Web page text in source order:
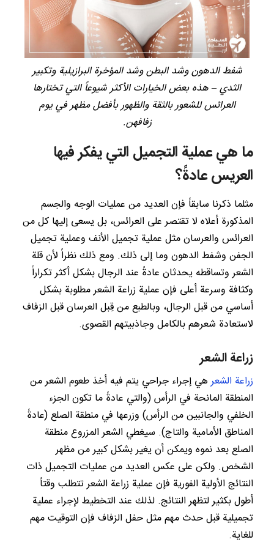
شفط الدهون وشد البطن وشد المؤخرة البرازيلية وتكبير
الثدي – هذه بعض الخيارات الأكثر شيوعاً التي تختارها
العرائس للشعور بالثقة والظهور بأفضل مظهر في يوم
زفافهن.
ما هي عملية التجميل التي يفكر فيها
العريس عادةً؟
مثلما ذكرنا سابقاً فإن العديد من عمليات الوجه والجسم
المذكورة أعلاه لا تقتصر على العرائس، بل يسعى إليها كل من
العرائس والعرسان مثل عملية تجميل الأنف وعملية تجميل
الجفن وشفط الدهون وما إلى ذلك. ومع ذلك نظراً لأن قلة
الشعر وتساقطه يحدثان عادةً عند الرجال بشكل أكثر تكراراً
وكثافة وسرعة أعلى فإن عملية زراعة الشعر مطلوبة بشكل
أساسي من قبل الرجال، وبالطبع من قِبل العرسان قبل الزفاف
لاستعادة شعرهم بالكامل وجاذبيتهم القصوى.
زراعة الشعر
زراعة الشعرهي إجراء جراحي يتم فيه أخذ طعوم الشعر من
المنطقة المانحة في الرأس (والتي عادةً ما تكون الجزء
الخلفي والجانبين من الرأس) وزرعها في منطقة الصلع (عادةً
المناطق الأمامية والتاج). سيغطي الشعر المزروع منطقة
الصلع بعد نموه ويمكن أن يغير بشكل كبير من مظهر
الشخص. ولكن على عكس العديد من عمليات التجميل ذات
النتائج الأولية الفورية فإن عملية زراعة الشعر تتطلب وقتاً
أطول بكثير لتظهر النتائج. لذلك عند التخطيط لإجراء عملية
تجميلية قبل حدث مهم مثل حفل الزفاف فإن التوقيت مهم
للغاية.